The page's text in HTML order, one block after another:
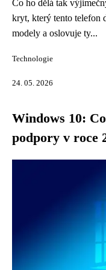
Co ho dělá tak
kryt, který tento telefon
modely a oslovuje ty...
Technologie
24. 05. 2026
Windows 10:
podpory v roce